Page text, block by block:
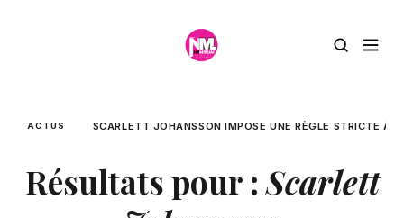
ACTUS SCARLETT JOHANSSON IMPOSE UNE RÈGLE STRICTE À
Résultats pour :Scarlett